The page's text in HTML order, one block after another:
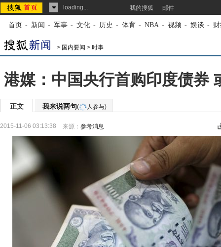
loading... 我的搜狐 邮件
首页 - 新闻 - 军事 - 文化 - 历史 - 体育 - NBA - 视频 - 娱谈 -
> 国内要闻 > 时事
港媒：中国央行首购印度债券
正文 我来说两句( 人参与)
2015-11-06 03:13:38 来源： 参考消息